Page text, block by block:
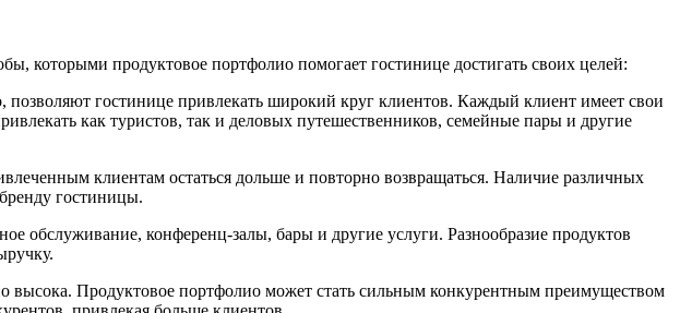
которыми продуктовое портфолио помогает гостинице достигать своих целей:
гостинице привлекать широкий круг клиентов. Каждый клиент имеет свои
как туристов, так и деловых путешественников, семейные пары и другие
клиентам остаться дольше и повторно возвращаться. Наличие различных
гостиницы.
обслуживание, конференц-залы, бары и другие услуги. Разнообразие продуктов
высока. Продуктовое портфолио может стать сильным конкурентным преимуществом